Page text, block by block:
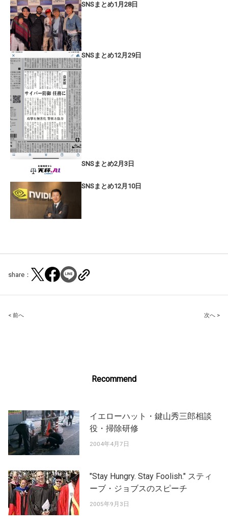
SNSまとめ1月28日
SNSまとめ12月29日
SNSまとめ2月3日
SNSまとめ12月10日
share：
Post
< 前へ 次へ >
Recommend
イエローハット・鍵山秀三郎相談
役・掃除研修
2004年4月7日
"Stay Hungry. Stay Foolish." スティ
ーブ・ジョブスのスピーチ
2005年9月3日